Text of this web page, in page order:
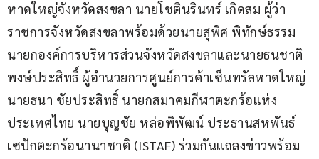
หาดใหญ่จังหวัดสงขลา นายโชตินรินทร์ เกิดสม ผู้ว่า
ราชการจังหวัดสงขลาพร้อมด้วยนายสุพิศ พิทักษ์ธรรม
นายกองค์การบริหารส่วนจังหวัดสงขลาและนายธนชาติ
พงษ์ประสิทธิ์ ผู้อำนวยการศูนย์การค้าเซ็นทรัลหาดใหญ่
นายธนา ชัยประสิทธิ์ นายกสมาคมกีฬาตะกร้อแห่ง
ประเทศไทย นายบุญชัย หล่อพิพัฒน์ ประธานสหพันธ์
เซปักตะกร้อนานาชาติ (ISTAF) ร่วมกันแถลงข่าวพร้อม